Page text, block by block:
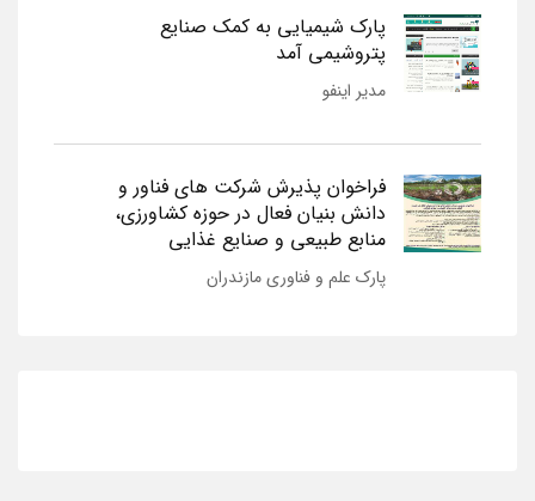
پارک شیمیایی به کمک صنایع
پتروشیمی آمد
مدیر اینفو
فراخوان پذیرش شرکت های فناور و
دانش بنیان فعال در حوزه کشاورزی،
منابع طبیعی و صنایع غذایی
پارک علم و فناوری مازندران